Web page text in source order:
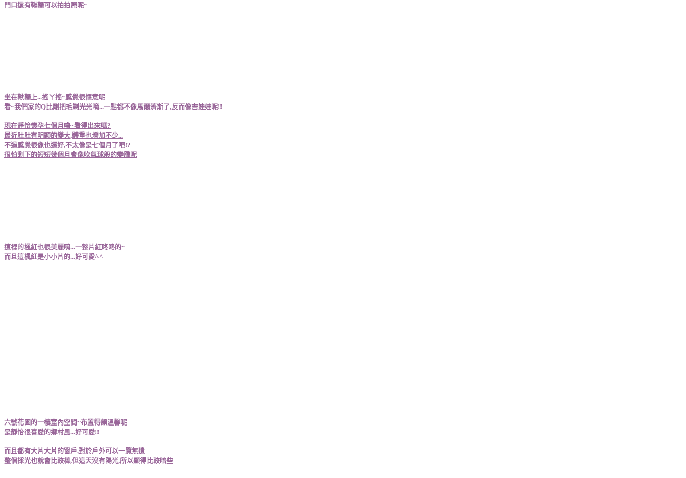
門口還有鞦韆可以拍拍照呢~
坐在鞦韆上...搖ㄚ搖~感覺很愜意呢
看~我們家的Q比剛把毛剃光光唷...一點都不像馬爾濟斯了,反而像吉娃娃呢!!
現在靜怡懷孕七個月嚕~看得出來嗎?
最近肚肚有明顯的變大,體重也增加不少...
不過感覺很像也還好,不太像是七個月了吧!?
很怕剩下的短短幾個月會像吹氣球般的變腫呢
這裡的楓紅也很美麗唷...一整片紅咚咚的~
而且這楓紅是小小片的...好可愛^^
六號花園的一樓室內空間~布置得頗溫馨呢
是靜怡很喜愛的鄉村風...好可愛!!
而且都有大片大片的窗戶,對於戶外可以一覽無遺
整個採光也就會比較棒,但這天沒有陽光,所以顯得比較暗些